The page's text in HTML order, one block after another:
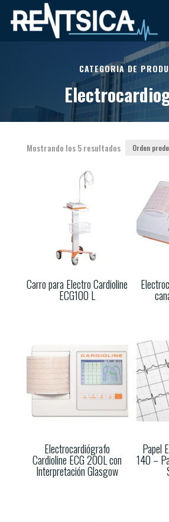
CATEGORIA DE
Mostrando los 5 resultados
Carro para Electro Cardioline
ECG100 L
Electrocardiógrafo
Cardioline ECG 200L con
Interpretación Glasgow
Papel
140 –